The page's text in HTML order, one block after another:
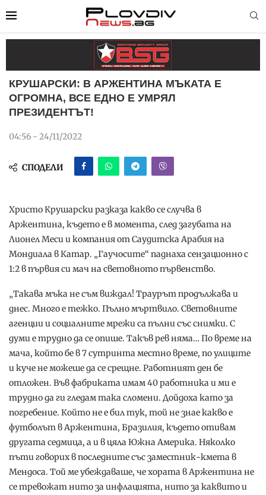
КРУШАРСКИ: В АРЖЕНТИНА МЪКАТА Е
ОГРОМНА, ВСЕ ЕДНО Е УМРЯЛ
ПРЕЗИДЕНТЪТ!
04:56 - 24/11/2022
СПОДЕЛИ
Христо Крушарски разказа какво се случва в
Аржентина, където е в момента, след загубата на
Лионел Меси и компания от Саудитска Арабия на
Мондиала в Катар. „Гаучосите“ паднаха сензационно с
1:2 в първия си мач на световното първенство.
„Такава мъка не съм виждал! Траурът продължава и
днес. Много е тежко. Пълно мъртвило. Световните
агенции и социалните мрежи са пълни със снимки. С
думи е трудно да се опише. Такъв рев няма… По време на
мача, който бе в 7 сутринта местно време, по улиците
и куче не можеше да се срещне. Работният ден бе
отложен. Във фабриката имам 40 работника и ми е
трудно да ги гледам така сломени. Дойдоха като за
погребение. Който не е бил тук, той не знае какво е
футболът в Аржентина, Бразилия, където отивам
другата седмица, а и в цяла Южна Америка. Няколко
пъти говорих в последните със заместник-кмета в
Мендоса. Той ме убеждаваше, че хората в Аржентина не
се тревожат нито за инфлацията, нито за каквито и